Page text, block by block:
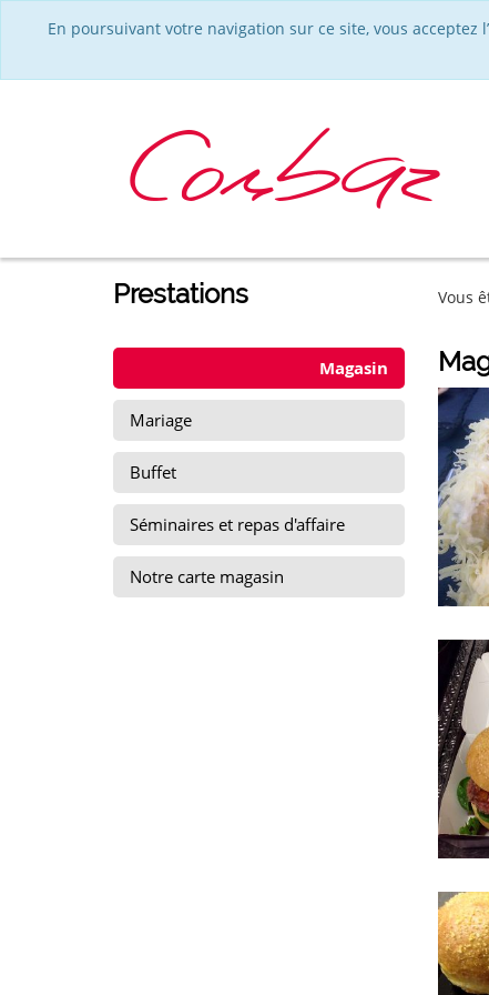
En poursuivant votre navigation sur ce site, vous
Prestations Vous
Magasin
Mariage
Buffet
Séminaires et repas d'affaire
Notre carte magasin